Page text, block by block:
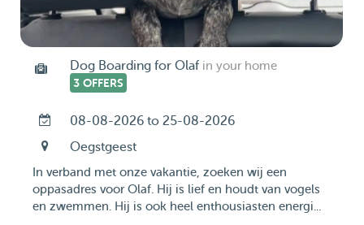
Dog Boarding for Olaf in your home
3 OFFERS
08-08-2026 to 25-08-2026
Oegstgeest
In verband met onze vakantie, zoeken wij een
oppasadres voor Olaf. Hij is lief en houdt van vogels
en zwemmen. Hij is ook heel enthousiasten energi...